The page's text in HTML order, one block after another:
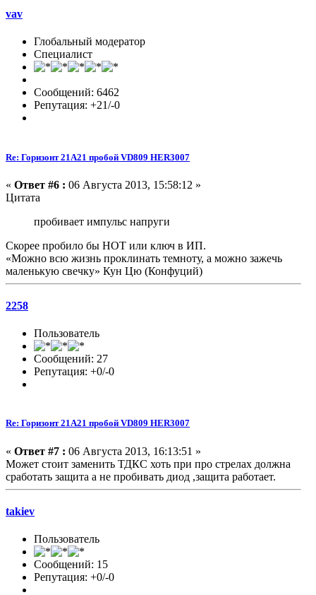
vav
Глобальный модератор
Специалист
Сообщений: 6462
Репутация: +21/-0
Re: Горизонт 21A21 пробой VD809 HER3007
« Ответ #6 : 06 Августа 2013, 15:58:12 »
Цитата
пробивает импульс напруги
Скорее пробило бы НОТ или ключ в ИП.
«Можно всю жизнь проклинать темноту, а можно зажечь
маленькую свечку» Кун Цю (Конфуций)
2258
Пользователь
Сообщений: 27
Репутация: +0/-0
Re: Горизонт 21A21 пробой VD809 HER3007
« Ответ #7 : 06 Августа 2013, 16:13:51 »
Может стоит заменить ТДКС хоть при про стрелах должна
сработать защита а не пробивать диод ,защита работает.
takiev
Пользователь
Сообщений: 15
Репутация: +0/-0